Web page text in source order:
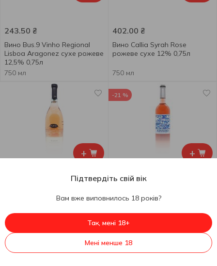
243.50 ₴
Вино Bus.9 Vinho Regional
Lisboa Aragonez сухе рожеве
12,5% 0,75л
750 мл
402.00 ₴
Вино Callia Syrah Rose
рожеве сухе 12% 0,75л
750 мл
+
рожеве напівсухе 12% 0,75л
750 мл
+
-21 %
360.00 ₴
Вино Casa Santos Lima
Azulejo Rose рожеве сухе
9,5% 0,75л
750 мл
Підтвердіть свій вік
Вам вже виповнилось 18 років?
Так, мені 18+
Мені менше 18